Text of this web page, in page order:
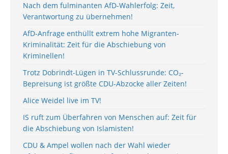
Nach dem fulminanten AfD-Wahlerfolg: Zeit,
Verantwortung zu übernehmen!
AfD-Anfrage enthüllt extrem hohe Migranten-
Kriminalität: Zeit für die Abschiebung von
Kriminellen!
Trotz Dobrindt-Lügen in TV-Schlussrunde: CO₂-
Bepreisung ist größte CDU-Abzocke aller Zeiten!
Alice Weidel live im TV!
IS ruft zum Überfahren von Menschen auf: Zeit für
die Abschiebung von Islamisten!
CDU & Ampel wollen nach der Wahl wieder